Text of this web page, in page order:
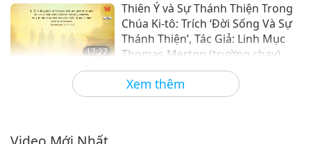
Xem thêm
17:27
Thiên Ý và Sự Thánh Thiện Trong
Chúa Ki-tô: Trích ‘Đời Sống Và Sự
Thánh Thiện’, Tác Giả: Linh Mục
Thomas Merton (trường chay),
Phần 1/2
2024-03-04 3782